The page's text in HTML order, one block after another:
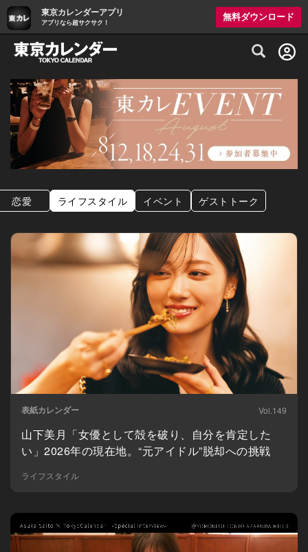
東京カレンダーアプリ
アプリなら超サクサク！
無料ダウンロード
グルメ情報・プレミアムレストラン予約
恋愛 ライフスタイル イベント ゲストトーク
表紙カレンダー Vol.149
山下美月「女優として殻を破り、自分を肯定した
い」2026年の現在地。“元アイドル”脱却への挑戦
ライフスタイル